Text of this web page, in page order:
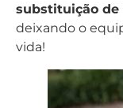
substituição de
deixando o
vida!